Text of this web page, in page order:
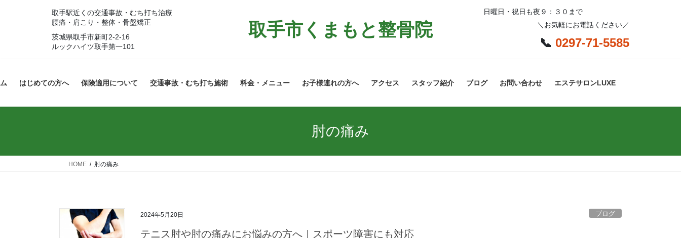
ス
ン
取手駅近くの交通事故・むち打ち治療
腰痛・肩こり・整体・骨盤矯正
茨城県取手市新町2-2-16
ルックハイツ取手第一101
取手市くまもと整骨院
日曜日・祝日も夜９：３０まで
＼お気軽にお電話ください／
📞 0297-71-5585
はじめての方へ 保険適用について 交通事故・むち打ち施術 料金・メニュー お子様連れの方へ アクセス スタッフ紹介 ブログ お問い合わせ エステサロンLUXE
肘の痛み
HOME 肘の痛み
2024年5月20日 ブログ
テニス肘や肘の痛みにお悩みの方へ｜スポーツ障害にも対応